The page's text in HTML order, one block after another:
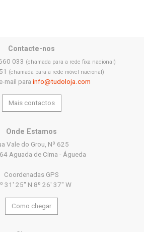
Contacte-nos
033 (chamada para a rede fixa nacional)
(chamada para a rede móvel nacional)
mail para info@tudoloja.com
Mais contactos
Onde Estamos
Vale do Grou, Nº 625
Aguada de Cima - Águeda
Coordenadas GPS
31' 25'' N 8º 26' 37'' W
Como chegar